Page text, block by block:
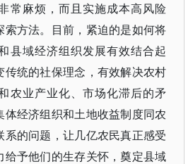
常麻烦，而且实施成本高风险
索方法。目前，紧迫的是如何将
县域经济组织发展有效结合起
传统的社保理念，有效解决农村
农业产业化、市场化滞后的矛
体经济组织和土地收益制度同农
的问题，让几亿农民真正感受
给予他们的生存关怀，奠定县域